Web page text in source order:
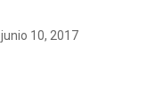
junio 10, 2017